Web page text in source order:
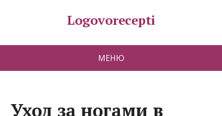
Logovorecepti
МЕНЮ
Уход за ногами в